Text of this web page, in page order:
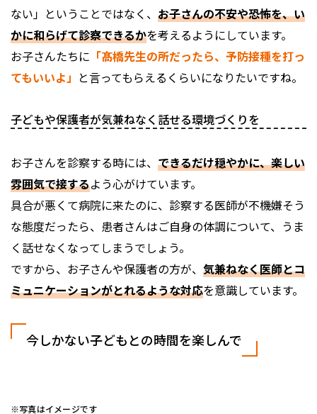
ない」ということではなく、 お子さんの不安や恐怖を、い
かに和らげて診察できるかを考えるようにしています。
お子さんたちに 「髙橋先生の所だったら、予防接種を打っ
てもいいよ」 と言ってもらえるくらいになりたいですね。
子どもや保護者が気兼ねなく話せる環境づくりを
お子さんを診察する時には、 できるだけ穏やかに、楽しい
雰囲気で接するよう心がけています。
具合が悪くて病院に来たのに、診察する医師が不機嫌そう
な態度だったら、患者さんはご自身の体調について、うま
く話せなくなってしまうでしょう。
ですから、お子さんや保護者の方が、 気兼ねなく医師とコ
ミュニケーションがとれるような対応を意識しています。
今しかない子どもとの時間を楽しんで
※写真はイメージです